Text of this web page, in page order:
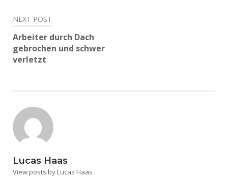
NEXT POST
Arbeiter durch Dach
gebrochen und schwer
verletzt
Lucas Haas
View posts by Lucas Haas